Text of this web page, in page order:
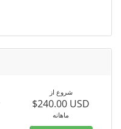
شروع از
$240.00 USD
ماهانه